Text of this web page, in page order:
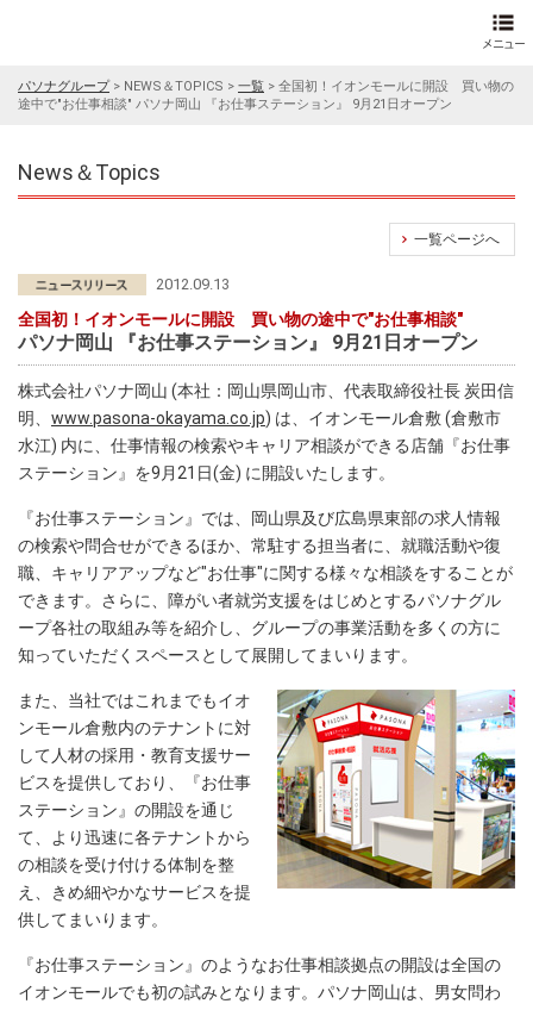
パソナグループ> NEWS＆TOPICS > 一覧 > 全国初！イオンモールに開設 買い物の
途中で"お仕事相談" パソナ岡山 『お仕事ステーション』 9月21日オープン
News＆Topics
一覧ページへ
2012.09.13
全国初！イオンモールに開設 買い物の途中で"お仕事相談"
パソナ岡山 『お仕事ステーション』 9月21日オープン
株式会社パソナ岡山 (本社：岡山県岡山市、代表取締役社長 炭田信
明、 www.pasona-okayama.co.jp) は、イオンモール倉敷 (倉敷市
水江) 内に、仕事情報の検索やキャリア相談ができる店舗『お仕事
ステーション』を9月21日(金) に開設いたします。
『お仕事ステーション』では、岡山県及び広島県東部の求人情報
の検索や問合せができるほか、常駐する担当者に、就職活動や復
職、キャリアアップなど"お仕事"に関する様々な相談をすることが
できます。さらに、障がい者就労支援をはじめとするパソナグル
ープ各社の取組み等を紹介し、グループの事業活動を多くの方に
知っていただくスペースとして展開してまいります。
また、当社ではこれまでもイオ
ンモール倉敷内のテナントに対
して人材の採用・教育支援サー
ビスを提供しており、『お仕事
ステーション』の開設を通じ
て、より迅速に各テナントから
の相談を受け付ける体制を整
え、きめ細やかなサービスを提
供してまいります。
『お仕事ステーション』のようなお仕事相談拠点の開設は全国の
イオンモールでも初の試みとなります。パソナ岡山は、男女問わ